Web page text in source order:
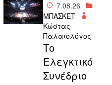
7.08.26
ΜΠΑΣΚΕΤ
Κώστας
Παλαιολόγος
Το
Ελεγκτικό
Συνέδριο